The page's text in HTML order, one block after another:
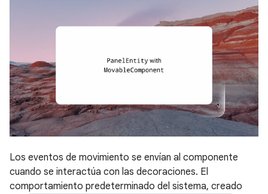
Los eventos de movimiento se envían al componente
cuando se interactúa con las decoraciones. El
comportamiento predeterminado del sistema, creado